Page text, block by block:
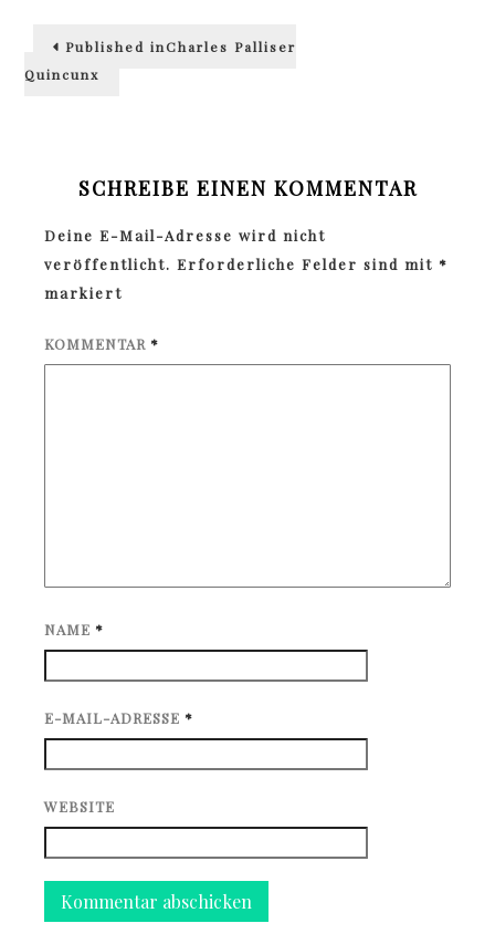
Beitragsnavigation
Published inCharles Palliser
Quincunx
SCHREIBE EINEN KOMMENTAR
Deine E-Mail-Adresse wird nicht
veröffentlicht. Erforderliche Felder sind mit *
markiert
KOMMENTAR *
NAME *
E-MAIL-ADRESSE *
WEBSITE